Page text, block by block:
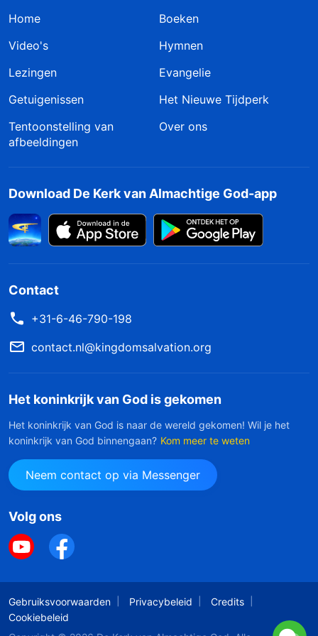
Home
Boeken
Video's
Hymnen
Lezingen
Evangelie
Getuigenissen
Het Nieuwe Tijdperk
Tentoonstelling van
afbeeldingen
Over ons
Download De Kerk van Almachtige God-app
Contact
+31-6-46-790-198
contact.nl@kingdomsalvation.org
Het koninkrijk van God is gekomen
Het koninkrijk van God is naar de wereld gekomen! Wil je het
koninkrijk van God binnengaan? Kom meer te weten
Neem contact op via Messenger
Volg ons
Gebruiksvoorwaarden Privacybeleid
Credits
Cookiebeleid